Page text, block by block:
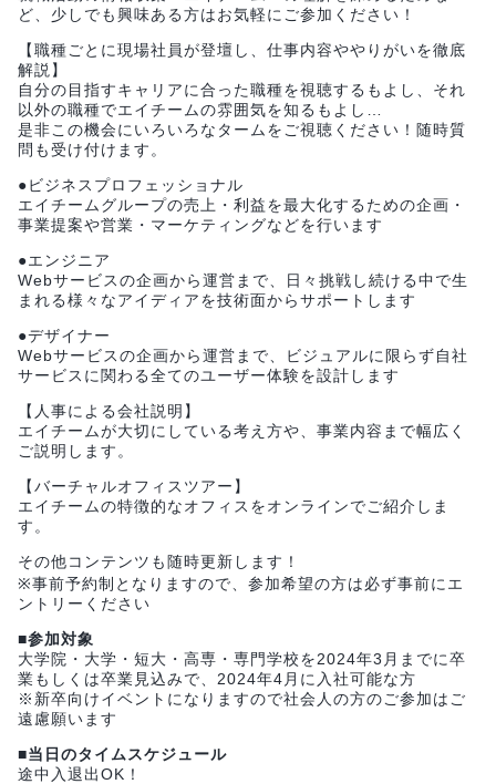
ど、少しでも興味ある方はお気軽にご参加ください！
【職種ごとに現場社員が登壇し、仕事内容ややりがいを徹底
解説】
自分の目指すキャリアに合った職種を視聴するもよし、それ
以外の職種でエイチームの雰囲気を知るもよし…
是非この機会にいろいろなタームをご視聴ください！随時質
問も受け付けます。
●ビジネスプロフェッショナル
エイチームグループの売上・利益を最大化するための企画・
事業提案や営業・マーケティングなどを行います
●エンジニア
Webサービスの企画から運営まで、日々挑戦し続ける中で生
まれる様々なアイディアを技術面からサポートします
●デザイナー
Webサービスの企画から運営まで、ビジュアルに限らず自社
サービスに関わる全てのユーザー体験を設計します
【人事による会社説明】
エイチームが大切にしている考え方や、事業内容まで幅広く
ご説明します。
【バーチャルオフィスツアー】
エイチームの特徴的なオフィスをオンラインでご紹介しま
す。
その他コンテンツも随時更新します！
※事前予約制となりますので、参加希望の方は必ず事前にエ
ントリーください
■参加対象
大学院・大学・短大・高専・専門学校を2024年3月までに卒
業もしくは卒業見込みで、2024年4月に入社可能な方
※新卒向けイベントになりますので社会人の方のご参加はご
遠慮願います
■当日のタイムスケジュール
途中入退出OK！